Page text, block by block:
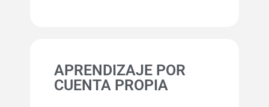
APRENDIZAJE POR
CUENTA PROPIA